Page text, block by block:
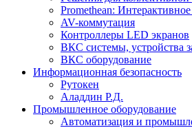
Promethean:
AV-коммутация
Контроллеры LED экранов
ВКС системы, устройства
ВКС оборудование
Информационная безопасность
Рутокен
Аладдин Р.Д.
Промышленное оборудование
Автоматизация и